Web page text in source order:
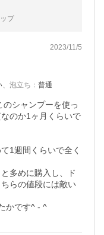
プ
2023/11/5
、 泡立ち ： 普通
シャンプーを使っ
のか1ヶ月くらいで
1週間くらいで全く
多めに購入し、ド
らの値段には敵い
かです^ - ^